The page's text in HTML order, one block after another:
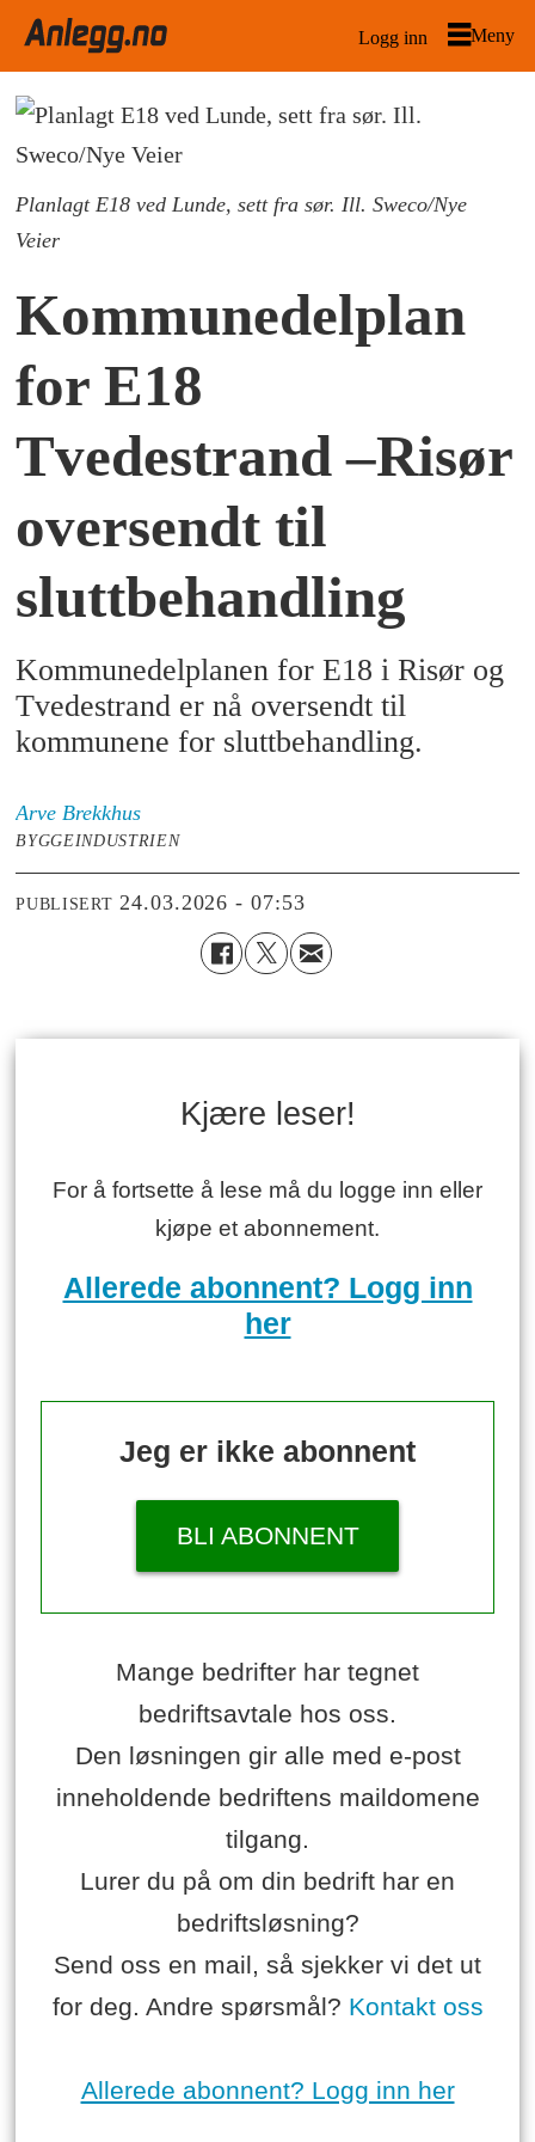
Logg inn
Planlagt E18 ved Lunde, sett fra sør. Ill. Sweco/Nye
Veier
Kommunedelplan
for E18
Tvedestrand –Risør
oversendt til
sluttbehandling
Kommunedelplanen for E18 i Risør og
Tvedestrand er nå oversendt til
kommunene for sluttbehandling.
Arve Brekkhus
BYGGEINDUSTRIEN
PUBLISERT 24.03.2026 - 07:53
Kjære leser!
For å fortsette å lese må du logge inn eller
kjøpe et abonnement.
Allerede abonnent? Logg inn
her
Jeg er ikke abonnent
BLI ABONNENT
Mange bedrifter har tegnet
bedriftsavtale hos oss.
Den løsningen gir alle med e-post
inneholdende bedriftens maildomene
tilgang.
Lurer du på om din bedrift har en
bedriftsløsning?
Send oss en mail, så sjekker vi det ut
for deg. Andre spørsmål? Kontakt oss
Allerede abonnent? Logg inn her